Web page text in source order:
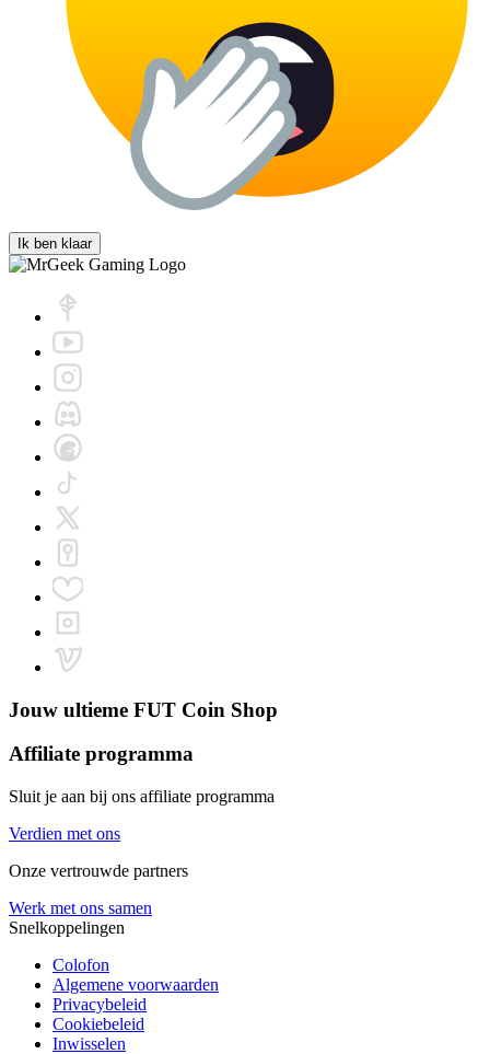
Ik ben klaar
Jouw ultieme FUT Coin Shop
Affiliate programma
Sluit je aan bij ons affiliate programma
Verdien met ons
Onze vertrouwde partners
Werk met ons samen
Snelkoppelingen
Colofon
Algemene voorwaarden
Privacybeleid
Cookiebeleid
Inwisselen